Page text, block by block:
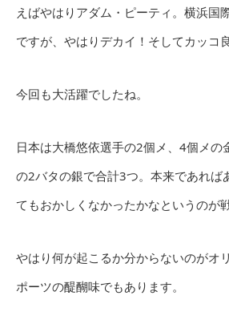
えばやはりアダム・ピーティ。横浜国
ですが、やはりデカイ！そしてカッコ
今回も大活躍でしたね。
日本は大橋悠依選手の2個メ、4個メの
の2バタの銀で合計3つ。本来であれば
てもおかしくなかったかなというのが
やはり何が起こるか分からないのがオ
ポーツの醍醐味でもあります。